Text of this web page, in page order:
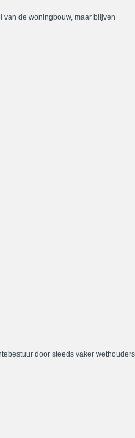
van de woningbouw, maar blijven
door steeds vaker wethouders